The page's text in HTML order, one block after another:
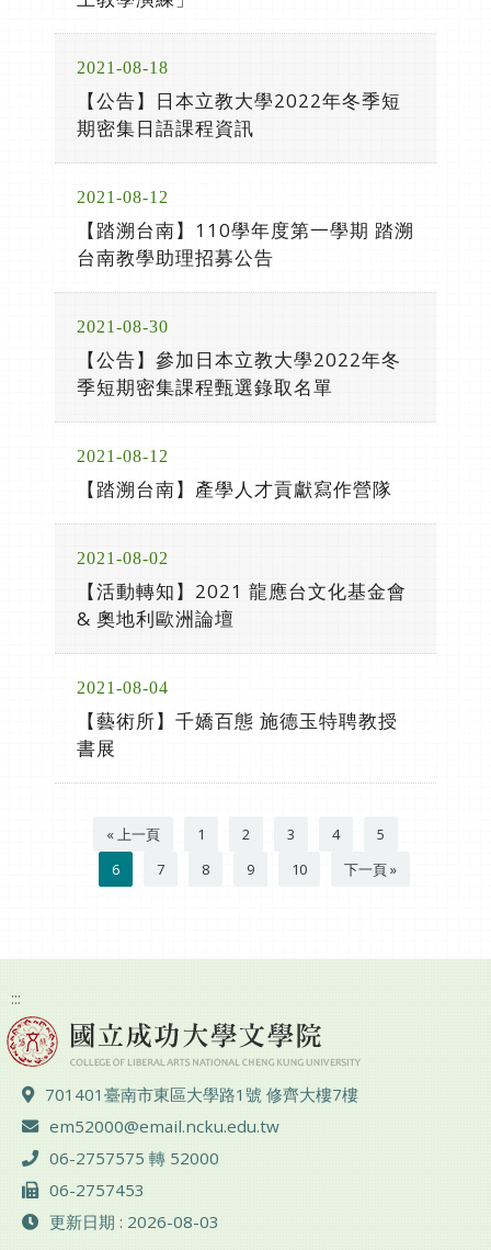
2021-08-18
【公告】日本立教大學2022年冬季短
期密集日語課程資訊
2021-08-12
【踏溯台南】110學年度第一學期 踏溯
台南教學助理招募公告
2021-08-30
【公告】參加日本立教大學2022年冬
季短期密集課程甄選錄取名單
2021-08-12
【踏溯台南】產學人才貢獻寫作營隊
2021-08-02
【活動轉知】2021 龍應台文化基金會
& 奧地利歐洲論壇
2021-08-04
【藝術所】千嬌百態 施德玉特聘教授
書展
« 上一頁 1 2 3 4
5
6
7 8 9 10 下一頁 »
:::
地址 ：
701401臺南市東區大學路1號 修齊大樓7樓
電子郵件 ：
em52000@email.ncku.edu.tw
電話 ：
06-2757575 轉 52000
傳真 ：
06-2757453
更新日期 : 2026-08-03